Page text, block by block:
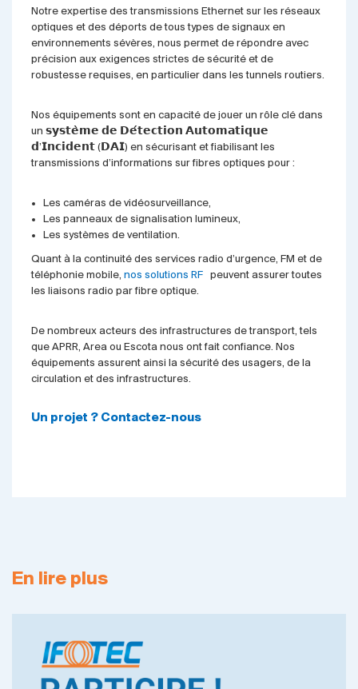
Notre expertise des transmissions Ethernet sur les réseaux
optiques et des déports de tous types de signaux en
environnements sévères, nous permet de répondre avec
précision aux exigences strictes de sécurité et de
robustesse requises, en particulier dans les tunnels routiers.
Nos équipements sont en capacité de jouer un rôle clé dans
un 𝘀𝘆𝘀𝘁𝗲̀𝗺𝗲 𝗱𝗲 𝗗𝗲́𝘁𝗲𝗰𝘁𝗶𝗼𝗻 𝗔𝘂𝘁𝗼𝗺𝗮𝘁𝗶𝗾𝘂𝗲
𝗱’𝗜𝗻𝗰𝗶𝗱𝗲𝗻𝘁 (𝗗𝗔𝗜) en sécurisant et fiabilisant les
transmissions d’informations sur fibres optiques pour :
Les caméras de vidéosurveillance,
Les panneaux de signalisation lumineux,
Les systèmes de ventilation.
Quant à la continuité des services radio d’urgence, FM et de
téléphonie mobile, nos solutions RF peuvent assurer toutes
les liaisons radio par fibre optique.
De nombreux acteurs des infrastructures de transport, tels
que APRR, Area ou Escota nous ont fait confiance. Nos
équipements assurent ainsi la sécurité des usagers, de la
circulation et des infrastructures.
Un projet ? Contactez-nous
En lire plus